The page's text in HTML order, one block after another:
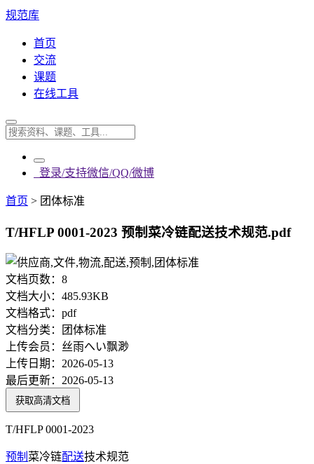
规范库
首页
交流
课题
在线工具
登录/支持微信/QQ/微博
首页 > 团体标准
T/HFLP 0001-2023 预制菜冷链配送技术规范.pdf
文档页数： 8
文档大小： 485.93KB
文档格式： pdf
文档分类：
团体标准
上传会员： 丝雨へい飘渺
上传日期： 2026-05-13
最后更新： 2026-05-13
获取高清文档
T/HFLP 0001-2023
预制 菜冷链配送技术规范